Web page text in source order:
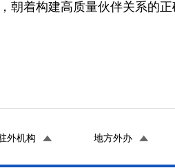
朝着构建高质量伙伴关系的
外机构 地方外办